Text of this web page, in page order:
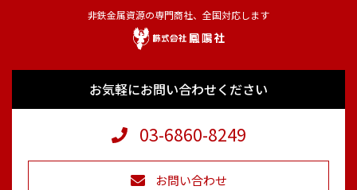
非鉄金属資源の専門商社、全国対応します
お気軽にお問い合わせください
03-6860-8249
お問い合わせ